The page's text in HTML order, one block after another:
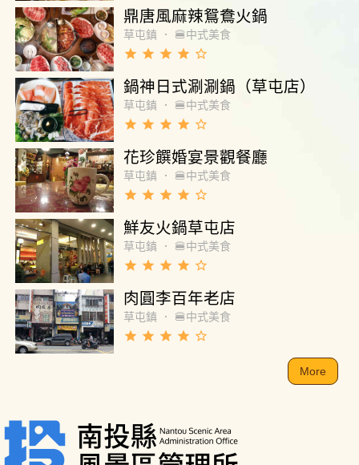
鼎唐風麻辣鴛鴦火鍋
草屯鎮 ． 🍔中式美食
grade grade grade grade star_border
鍋神日式涮涮鍋（草屯店）
草屯鎮 ． 🍔中式美食
grade grade grade grade star_border
花珍饌婚宴景觀餐廳
草屯鎮 ． 🍔中式美食
grade grade grade grade star_border
鮮友火鍋草屯店
草屯鎮 ． 🍔中式美食
grade grade grade grade star_border
肉圓李百年老店
草屯鎮 ． 🍔中式美食
grade grade grade grade star_border
More